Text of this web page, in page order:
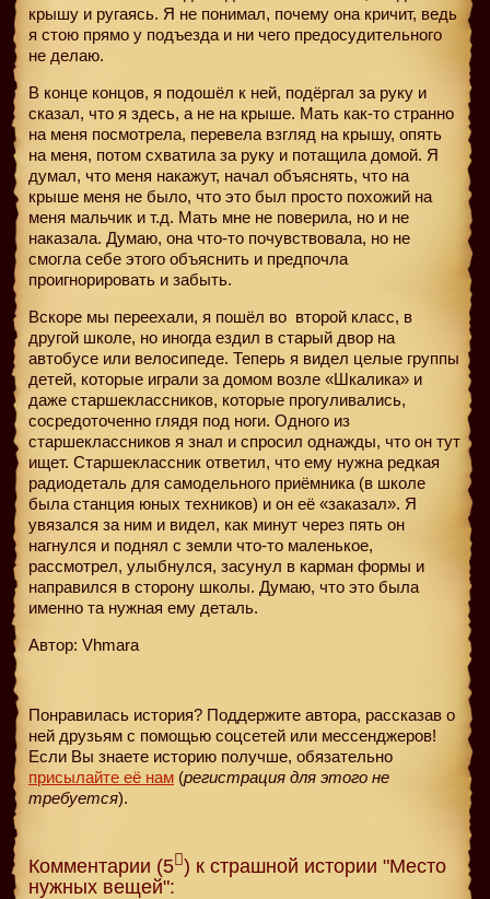
крышу и ругаясь. Я не понимал, почему она кричит, ведь
я стою прямо у подъезда и ни чего предосудительного
не делаю.
В конце концов, я подошёл к ней, подёргал за руку и
сказал, что я здесь, а не на крыше. Мать как-то странно
на меня посмотрела, перевела взгляд на крышу, опять
на меня, потом схватила за руку и потащила домой. Я
думал, что меня накажут, начал объяснять, что на
крыше меня не было, что это был просто похожий на
меня мальчик и т.д. Мать мне не поверила, но и не
наказала. Думаю, она что-то почувствовала, но не
смогла себе этого объяснить и предпочла
проигнорировать и забыть.
Вскоре мы переехали, я пошёл во второй класс, в
другой школе, но иногда ездил в старый двор на
автобусе или велосипеде. Теперь я видел целые группы
детей, которые играли за домом возле «Шкалика» и
даже старшеклассников, которые прогуливались,
сосредоточенно глядя под ноги. Одного из
старшеклассников я знал и спросил однажды, что он тут
ищет. Старшеклассник ответил, что ему нужна редкая
радиодеталь для самодельного приёмника (в школе
была станция юных техников) и он её «заказал». Я
увязался за ним и видел, как минут через пять он
нагнулся и поднял с земли что-то маленькое,
рассмотрел, улыбнулся, засунул в карман формы и
направился в сторону школы. Думаю, что это была
именно та нужная ему деталь.
Автор: Vhmara
Понравилась история? Поддержите автора, рассказав о
ней друзьям с помощью соцсетей или мессенджеров!
Если Вы знаете историю получше, обязательно
присылайте её нам (регистрация для этого не
требуется).
Комментарии (5 ) к страшной истории "Место
нужных вещей":